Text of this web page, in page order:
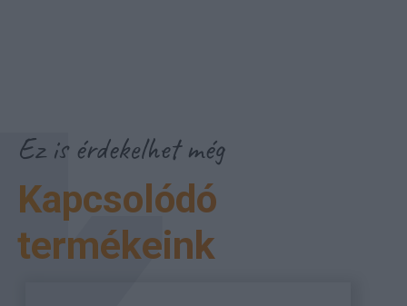
Ez is érdekelhet még
Kapcsolódó
termékeink